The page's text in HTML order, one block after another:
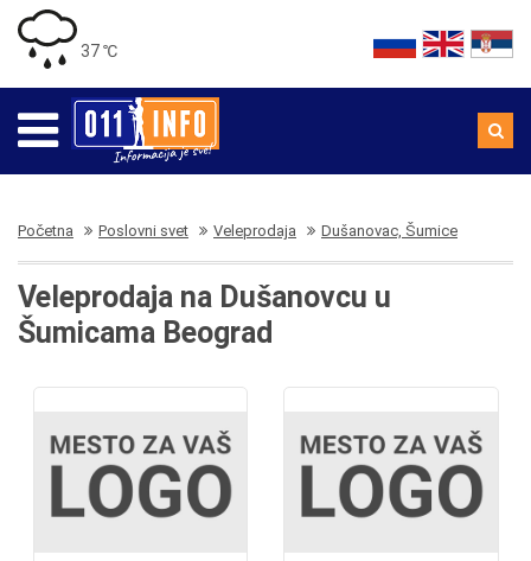
37 ℃
Početna Poslovni svet Veleprodaja Dušanovac, Šumice
Veleprodaja na Dušanovcu u
Šumicama Beograd